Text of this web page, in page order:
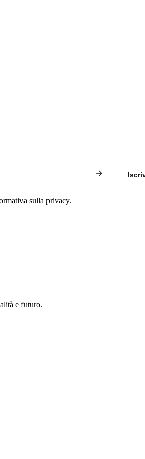
sulla privacy.
e futuro.